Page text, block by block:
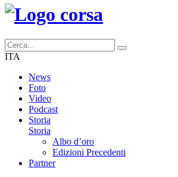
ITA
News
Foto
Video
Podcast
Storia
Storia
Albo d’oro
Edizioni Precedenti
Partner